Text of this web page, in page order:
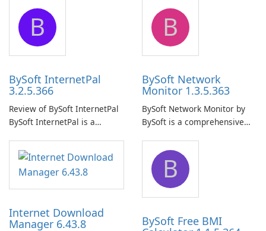
application designed to
ensure the continuous and
uninterrupted operation of
your computer system.
application that allows users
to easily browse and manage
shared folders on their
network.
B
BySoft InternetPal
3.2.5.366
Review of BySoft InternetPal
BySoft InternetPal is a
application designed to
monitor your internet
connection and provide real-
time insights into its
B
BySoft Network
Monitor 1.3.5.363
BySoft Network Monitor by
BySoft is a comprehensive
designed to help businesses
effectively manage their
network infrastructure.
Internet Download
Manager 6.43.8
B
BySoft Free BMI